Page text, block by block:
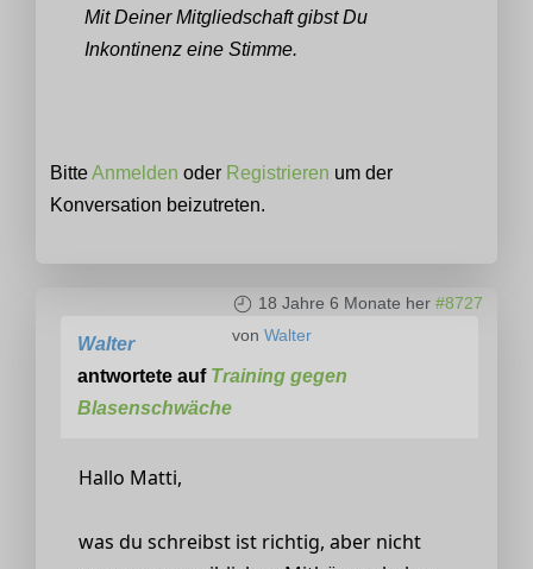
Mit Deiner Mitgliedschaft gibst Du
Inkontinenz eine Stimme.
BitteAnmelden oder Registrieren um der
Konversation beizutreten.
18 Jahre 6 Monate her #8727
von Walter
Walter
antwortete auf Training gegen
Blasenschwäche
Hallo Matti,
was du schreibst ist richtig, aber nicht